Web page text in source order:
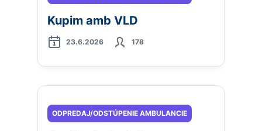
Kupim amb VLD
23.6.2026 178
ODPREDAJ/ODSTÚPENIE AMBULANCIE